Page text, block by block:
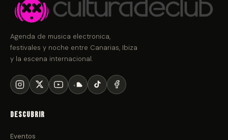
Agenda de musica electronica,
festivales y noche entre Canarias, Ibiza
y la escena internacional.
Descubrir
Eventos